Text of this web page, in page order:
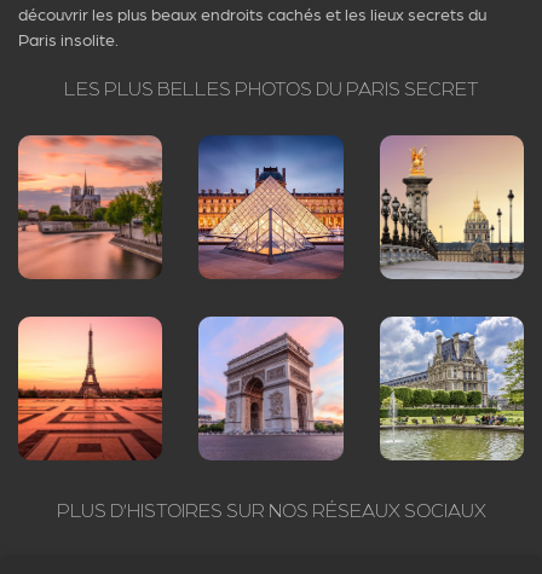
découvrir les plus beaux endroits cachés et les lieux secrets du
Paris insolite.
LES PLUS BELLES PHOTOS DU PARIS SECRET
PLUS D’HISTOIRES SUR NOS RÉSEAUX SOCIAUX